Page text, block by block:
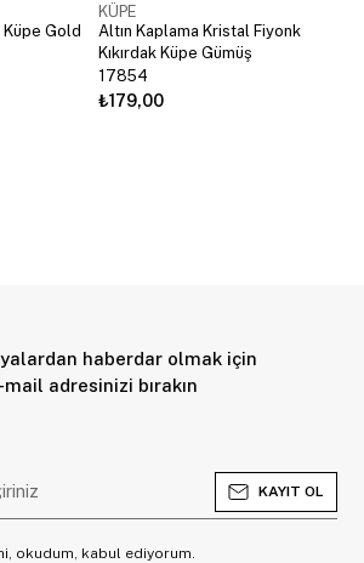
Gold
KÜPE
Altın Kaplama Kristal Fiyonk
Kıkırdak Küpe Gümüş
17854
₺179,00
haberdar olmak için
mail adresinizi bırakın
KAYIT OL
okudum, kabul ediyorum.